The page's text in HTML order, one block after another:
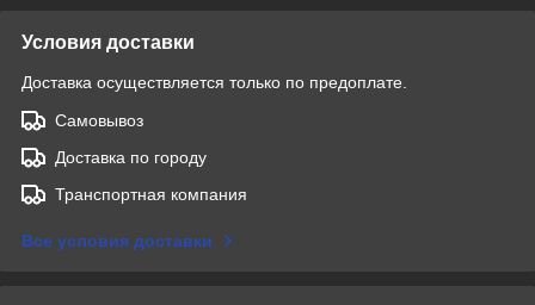
Условия доставки
Доставка осуществляется только по предоплате.
Самовывоз
Доставка по городу
Транспортная компания
Все условия доставки